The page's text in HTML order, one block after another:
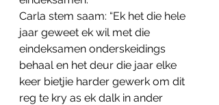
Carla stem saam: “Ek het die hele
jaar geweet ek wil met die
eindeksamen onderskeidings
behaal en het deur die jaar elke
keer bietjie harder gewerk om dit
reg te kry as ek dalk in ander